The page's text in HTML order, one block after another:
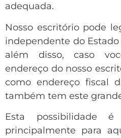
adequada.
Nosso escritório pode
independente do
além disso, caso
endereço do nosso
como endereço fiscal
também tem este
Esta possibilidade é
principalmente para